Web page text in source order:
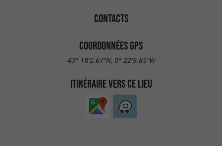
CONTACTS
COORDONNÉES GPS
43° 18'2.67"N, 0° 22'9.85"W
ITINÉRAIRE VERS CE LIEU